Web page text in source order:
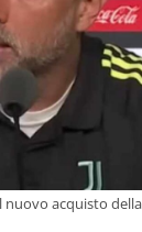
acquisto